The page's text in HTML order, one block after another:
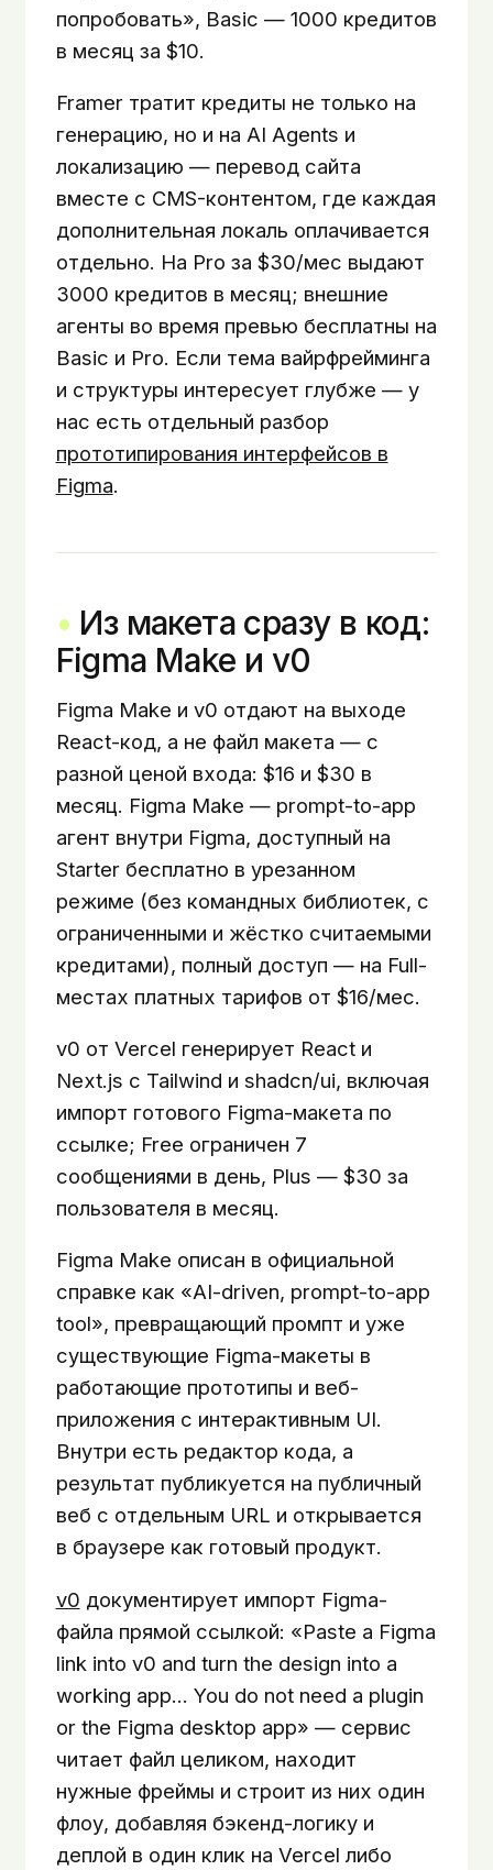
попробовать», Basic — 1000 кредитов
в месяц за $10.
Framer тратит кредиты не только на
генерацию, но и на AI Agents и
локализацию — перевод сайта
вместе с CMS-контентом, где каждая
дополнительная локаль оплачивается
отдельно. На Pro за $30/мес выдают
3000 кредитов в месяц; внешние
агенты во время превью бесплатны на
Basic и Pro. Если тема вайрфрейминга
и структуры интересует глубже — у
нас есть отдельный разбор
прототипирования интерфейсов в
Figma.
Из макета сразу в код:
Figma Make и v0
Figma Make и v0 отдают на выходе
React-код, а не файл макета — с
разной ценой входа: $16 и $30 в
месяц. Figma Make — prompt-to-app
агент внутри Figma, доступный на
Starter бесплатно в урезанном
режиме (без командных библиотек, с
ограниченными и жёстко считаемыми
кредитами), полный доступ — на Full-
местах платных тарифов от $16/мес.
v0 от Vercel генерирует React и
Next.js с Tailwind и shadcn/ui, включая
импорт готового Figma-макета по
ссылке; Free ограничен 7
сообщениями в день, Plus — $30 за
пользователя в месяц.
Figma Make описан в официальной
справке как «AI-driven, prompt-to-app
tool», превращающий промпт и уже
существующие Figma-макеты в
работающие прототипы и веб-
приложения с интерактивным UI.
Внутри есть редактор кода, а
результат публикуется на публичный
веб с отдельным URL и открывается
в браузере как готовый продукт.
v0 документирует импорт Figma-
файла прямой ссылкой: «Paste a Figma
link into v0 and turn the design into a
working app… You do not need a plugin
or the Figma desktop app» — сервис
читает файл целиком, находит
нужные фреймы и строит из них один
флоу, добавляя бэкенд-логику и
деплой в один клик на Vercel либо